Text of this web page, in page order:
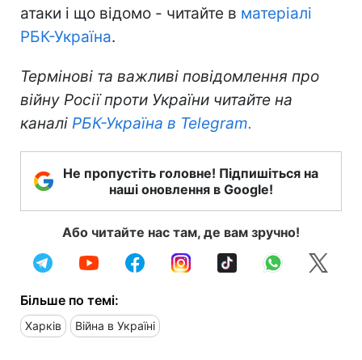
атаки і що відомо - читайте в матеріалі
РБК-Україна.
Термінові та важливі повідомлення про
війну Росії проти України читайте на
каналі РБК-Україна в Telegram.
Не пропустіть головне! Підпишіться на
наші оновлення в Google!
Або читайте нас там, де вам зручно!
Більше по темі:
Харків Війна в Україні